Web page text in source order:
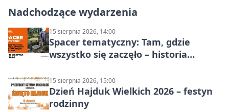
Nadchodzące wydarzenia
15 sierpnia 2026, 14:00
Spacer tematyczny: Tam, gdzie
wszystko się zaczęło – historia
15 sierpnia 2026, 15:00
Dzień Hajduk Wielkich 2026 – festyn
rodzinny